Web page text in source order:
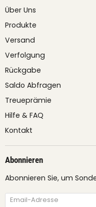
Über Uns
Produkte
Versand
Verfolgung
Rückgabe
Saldo Abfragen
Treueprämie
Hilfe & FAQ
Kontakt
Abonnieren
Abonnieren Sie, um
Email-Adresse